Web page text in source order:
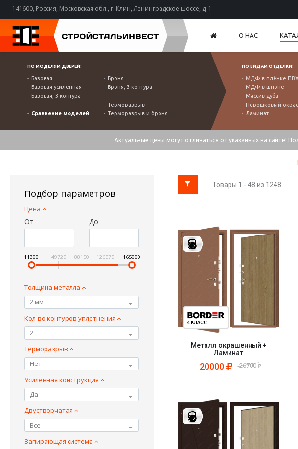
141600, Россия, Московская обл., г. Клин, Ленинградское шоссе, д. 1
О НАС
ПО МОДЕЛЯМ ДВЕРЕЙ:
Базовая
Базовая усиленная
Базовая, 3 контура
Сравнение моделей
Броня
Броня, 3 контура
Терморазрыв
Терморазрыв и броня
ПО ВИДАМ ОТДЕЛКИ:
МДФ в плёнке ПВХ
МДФ в шпоне
Массив дуба
Порошковый окрас
Ламинат
Актуальные цены могут отличаться от указанных на сайте!
Подбор параметров
Цена
От До
11300 49725 88150 126575 165000
Толщина металла
2 мм
Кол-во контуров уплотнения
2
Терморазрыв
Нет
Усиленная конструкция
Да
Двустворчатая
Все
Запирающая система
Товары 1 - 48 из 1248
4 КЛАСС
Металл окрашенный +
Ламинат
20000 26700